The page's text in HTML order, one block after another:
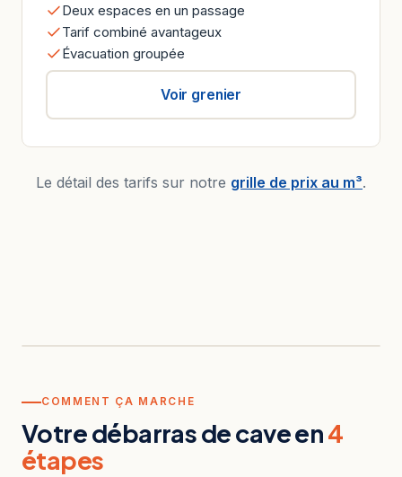
Deux espaces en un passage
Tarif combiné avantageux
Évacuation groupée
Voir grenier
Le détail des tarifs sur notre grille de prix au m³.
COMMENT ÇA MARCHE
Votre débarras de cave en4
étapes